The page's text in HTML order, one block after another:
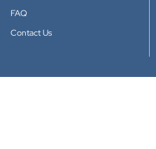
FAQ
Contact Us